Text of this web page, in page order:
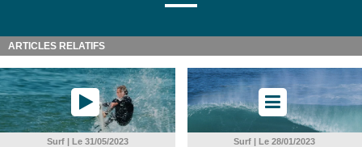
ARTICLES RELATIFS
Surf | Le 31/05/2023 Surf | Le 28/01/2023